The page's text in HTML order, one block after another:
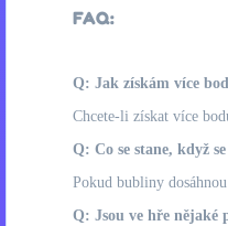
FAQ:
Q: Jak získám více
Chcete-li získat více
Q: Co se stane, když
Pokud bubliny
Q: Jsou ve hře nějaké